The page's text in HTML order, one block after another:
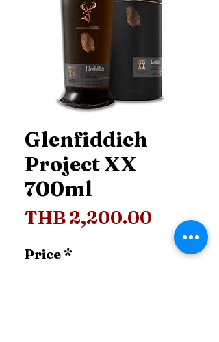
Glenfiddich
Project XX
700ml
THB 2,200.00 Price
Price *